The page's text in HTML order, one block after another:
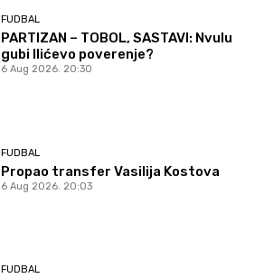
FUDBAL
PARTIZAN – TOBOL, SASTAVI: Nvulu
gubi Ilićevo poverenje?
6 Aug 2026. 20:30
FUDBAL
Propao transfer Vasilija Kostova
6 Aug 2026. 20:03
FUDBAL